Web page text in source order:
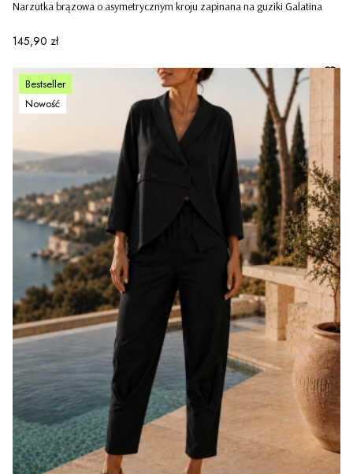
Narzutka brązowa o asymetrycznym kroju zapinana na guziki Galatina
Cena
145,90 zł
Bestseller
Nowość